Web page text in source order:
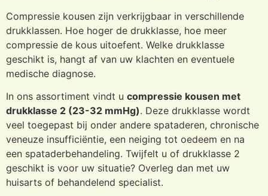
Compressie kousen zijn verkrijgbaar in verschillende
drukklassen. Hoe hoger de drukklasse, hoe meer
compressie de kous uitoefent. Welke drukklasse
geschikt is, hangt af van uw klachten en eventuele
medische diagnose.
In ons assortiment vindt u compressie kousen met
drukklasse 2 (23-32 mmHg). Deze drukklasse wordt
veel toegepast bij onder andere spataderen, chronische
veneuze insufficiëntie, een neiging tot oedeem en na
een spataderbehandeling. Twijfelt u of drukklasse 2
geschikt is voor uw situatie? Overleg dan met uw
huisarts of behandelend specialist.